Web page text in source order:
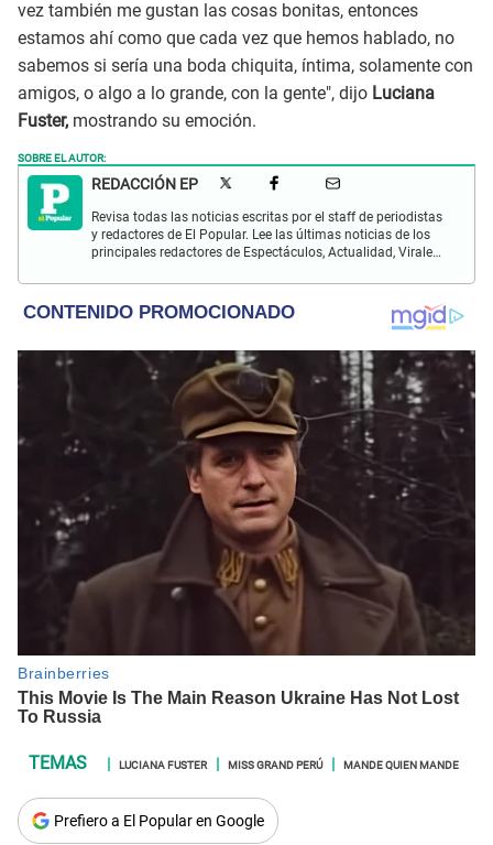
vez también me gustan las cosas bonitas, entonces
estamos ahí como que cada vez que hemos hablado, no
sabemos si sería una boda chiquita, íntima, solamente con
amigos, o algo a lo grande, con la gente", dijo Luciana
Fuster, mostrando su emoción.
SOBRE EL AUTOR:
REDACCIÓN EP
Revisa todas las noticias escritas por el staff de periodistas
y redactores de El Popular. Lee las últimas noticias de los
principales redactores de Espectáculos, Actualidad, Virales,
LUCIANA FUSTER MISS GRAND PERÚ MANDE QUIEN MANDE
Prefiero a El Popular en Google